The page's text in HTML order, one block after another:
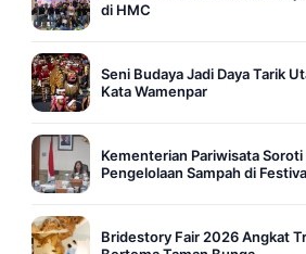
di HMC
Seni Budaya Jadi Daya Tarik
Kata Wamenpar
Kementerian Pariwisata
Pengelolaan Sampah di
Bridestory Fair 2026 Angkat